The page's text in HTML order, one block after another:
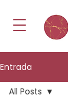
Entrada
All Posts